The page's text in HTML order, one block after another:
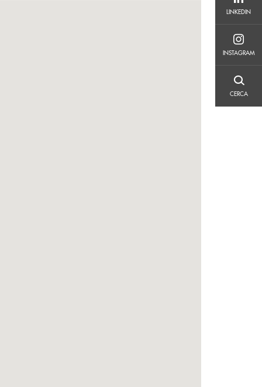
LINKEDIN
LINKEDIN
INSTAGRAM
CERCA